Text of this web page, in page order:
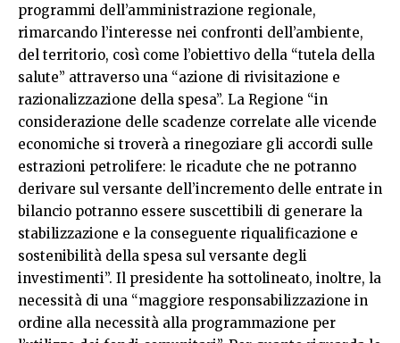
programmi dell’amministrazione regionale,
rimarcando l’interesse nei confronti dell’ambiente,
del territorio, così come l’obiettivo della “tutela della
salute” attraverso una “azione di rivisitazione e
razionalizzazione della spesa”. La Regione “in
considerazione delle scadenze correlate alle vicende
economiche si troverà a rinegoziare gli accordi sulle
estrazioni petrolifere: le ricadute che ne potranno
derivare sul versante dell’incremento delle entrate in
bilancio potranno essere suscettibili di generare la
stabilizzazione e la conseguente riqualificazione e
sostenibilità della spesa sul versante degli
investimenti”. Il presidente ha sottolineato, inoltre, la
necessità di una “maggiore responsabilizzazione in
ordine alla necessità alla programmazione per